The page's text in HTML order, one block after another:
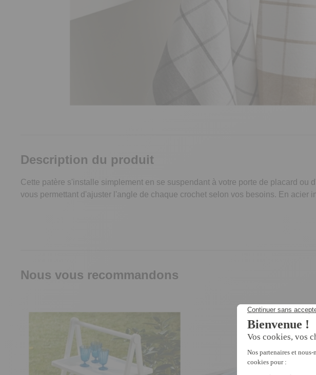
Description du produit
Cette patère s'installe simplement en se suspendant à votre porte de placard
vous permettant d'ajuster l'angle de chaque crochet selon vos besoins. En
Nous vous recommandons